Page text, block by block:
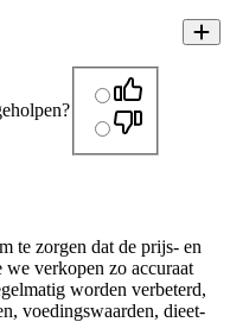
te zorgen dat de prijs- en
verkopen zo accuraat
worden verbeterd,
voedingswaarden, dieet-